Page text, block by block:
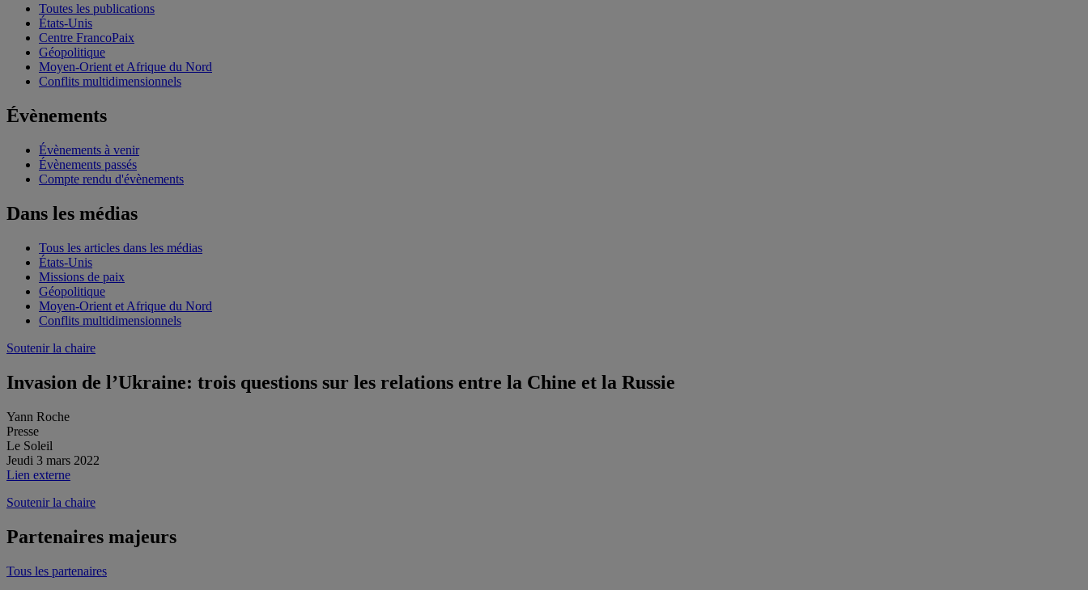
Toutes les publications
États-Unis
Centre FrancoPaix
Géopolitique
Moyen-Orient et Afrique du Nord
Conflits multidimensionnels
Évènements
Évènements à venir
Évènements passés
Compte rendu d'évènements
Dans les médias
Tous les articles dans les médias
États-Unis
Missions de paix
Géopolitique
Moyen-Orient et Afrique du Nord
Conflits multidimensionnels
Soutenir la chaire
Invasion de l’Ukraine: trois questions sur les relations entre la Chine et la Russie
Yann Roche
Presse
Le Soleil
Jeudi 3 mars 2022
Lien externe
Soutenir la chaire
Partenaires majeurs
Tous les partenaires